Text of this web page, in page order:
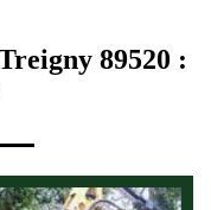
89520 :